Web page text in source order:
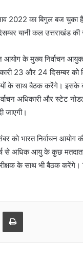
2022 का बिगुल बज चुका
यानी कल उत्तराखंड की
आयोग के मुख्य निर्वाचन
23 और 24 दिसम्बर
के साथ बैठक करेंगे। इसके
अधिकारी और स्टेट
जाएगी।
को भारत निर्वाचन आयोग
से अधिक आयु के कुछ
के साथ भी बैठक करेंगे।